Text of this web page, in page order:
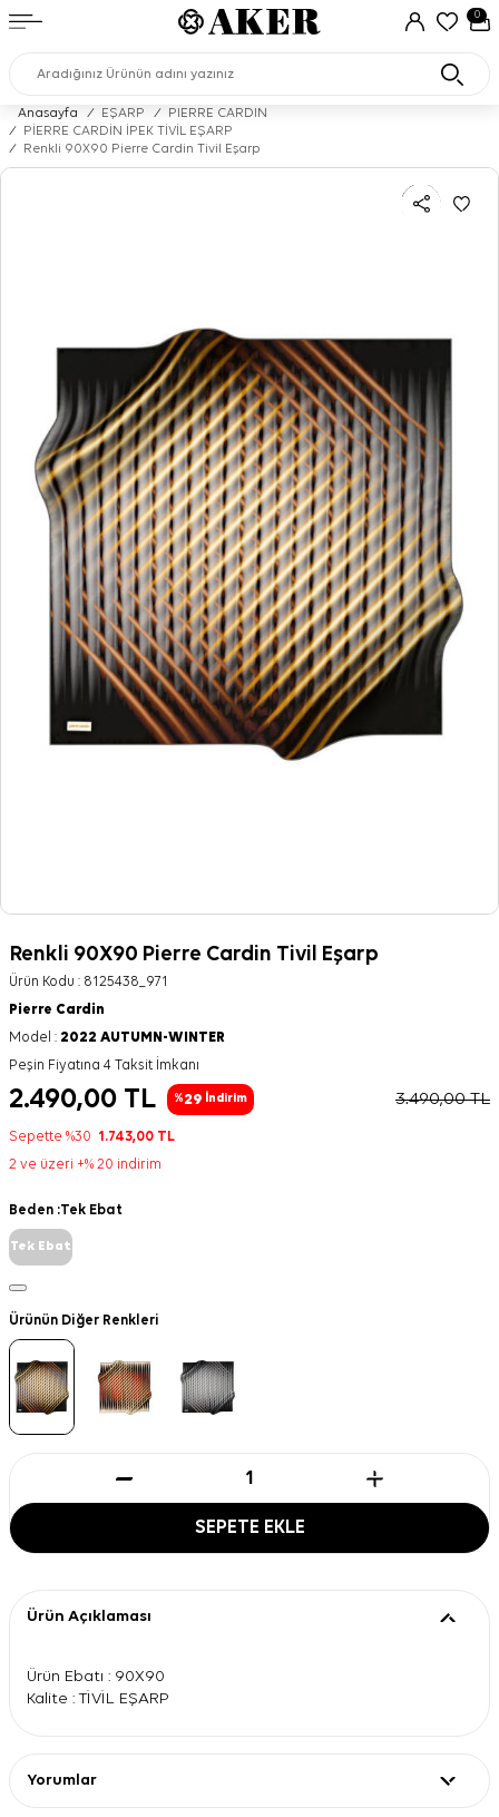
0
Anasayfa / EŞARP /
PIERRE CARDIN
/
PİERRE CARDİN İPEK TİVİL EŞARP
/
Renkli 90X90 Pierre Cardin Tivil Eşarp
Renkli 90X90 Pierre Cardin Tivil Eşarp
Ürün Kodu : 8125438_971
Pierre Cardin
Model : 2022 AUTUMN-WINTER
Peşin Fiyatına 4 Taksit İmkanı
2.490,00 TL %29 İndirim 3.490,00TL
Sepette %30 1.743,00 TL
2 ve üzeri +% 20 indirim
Beden :Tek Ebat
Tek Ebat
Ürünün Diğer Renkleri
SEPETE EKLE
Ürün Açıklaması
Ürün Ebatı : 90X90
Kalite : TİVİL EŞARP
Yorumlar